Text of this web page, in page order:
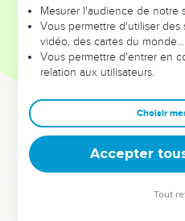
de Christ ; je vous ai souvent
maintenant encore en pleurant.
Leur fin, c’est la perdition ;
mettent leur gloire dans ce qui
qu’aux réalités de ce monde.
Quant à nous, notre droit
nous attendons aussi comme
Christ.
Il transformera notre corps
Mesurer l'audience de notre
Vous permettre d'utiliser
vidéo, des cartes du monde…
Vous permettre d'entrer en
relation aux utilisateurs.
Choisir
Accepter
Tout